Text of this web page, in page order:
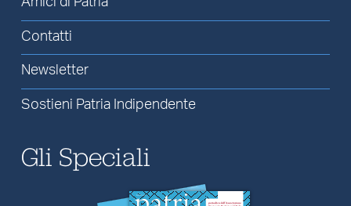
Contatti
Newsletter
Sostieni Patria Indipendente
Gli Speciali